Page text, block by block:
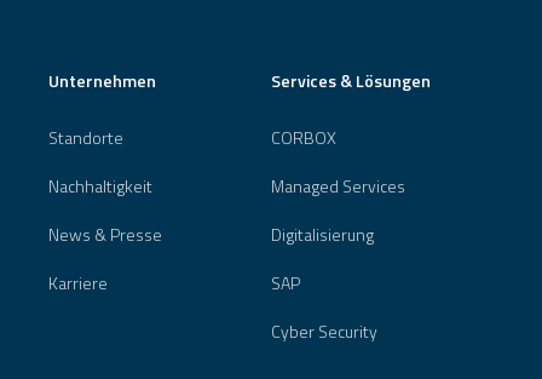
Unternehmen
Standorte
Nachhaltigkeit
News & Presse
Karriere
Services & Lösungen
CORBOX
Managed Services
Digitalisierung
SAP
Cyber Security